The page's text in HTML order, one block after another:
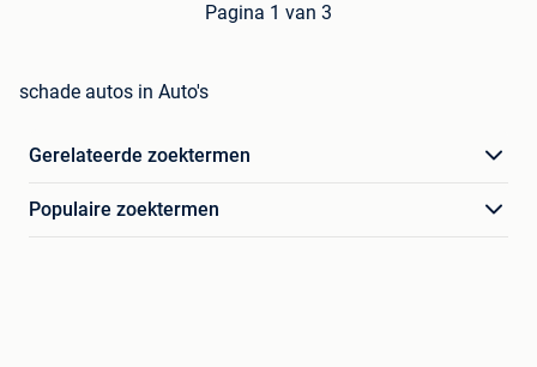
Pagina 1 van 3
schade autos in Auto's
Gerelateerde zoektermen
Populaire zoektermen